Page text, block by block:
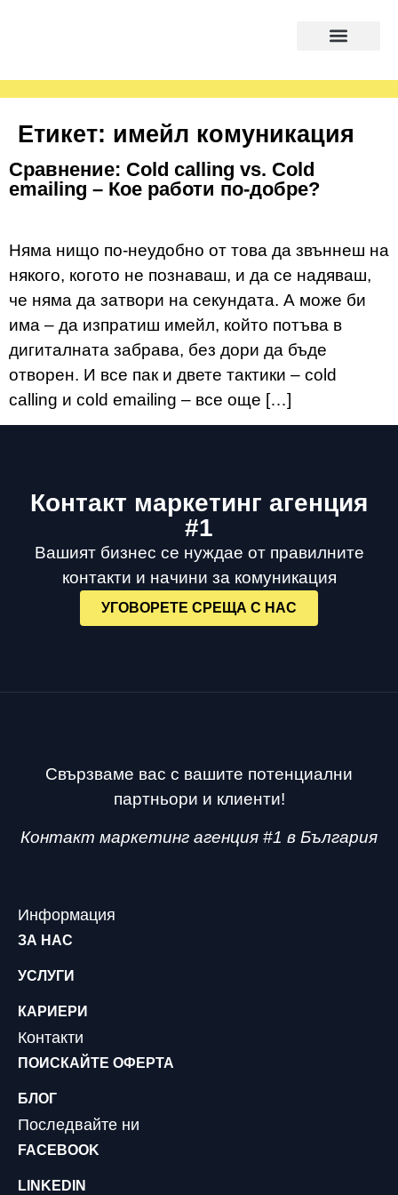
Етикет: имейл комуникация
Сравнение: Cold calling vs. Cold
emailing – Кое работи по-добре?
Няма нищо по-неудобно от това да звъннеш на
някого, когото не познаваш, и да се надяваш,
че няма да затвори на секундата. А може би
има – да изпратиш имейл, който потъва в
дигиталната забрава, без дори да бъде
отворен. И все пак и двете тактики – cold
calling и cold emailing – все още […]
Контакт маркетинг агенция
#1
Вашият бизнес се нуждае от правилните
контакти и начини за комуникация
УГОВОРЕТЕ СРЕЩА С НАС
Свързваме вас с вашите потенциални
партньори и клиенти!
Контакт маркетинг агенция #1 в България
Информация
ЗА НАС
УСЛУГИ
КАРИЕРИ
Контакти
ПОИСКАЙТЕ ОФЕРТА
БЛОГ
Последвайте ни
FACEBOOK
LINKEDIN